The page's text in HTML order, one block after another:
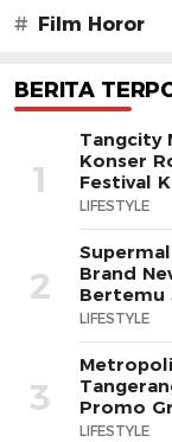
#
Film Horor
BERITA
1
Tangcity
Konser
Festival
LIFESTYLE
2
Brand
Bertemu
LIFESTYLE
3
Promo
LIFESTYLE